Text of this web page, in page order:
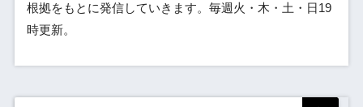
根拠をもとに発信していきます。毎週火・木・土・日19
時更新。